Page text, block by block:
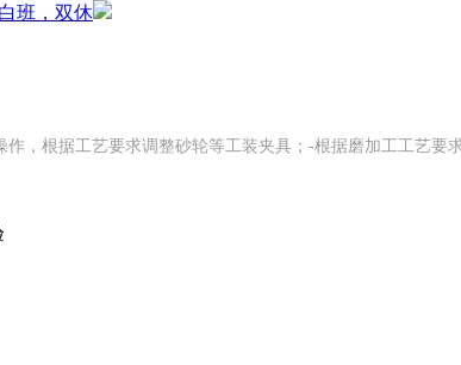
班，双休
作，根据工艺要求调整砂轮等工装夹具；-根据磨加工工艺要